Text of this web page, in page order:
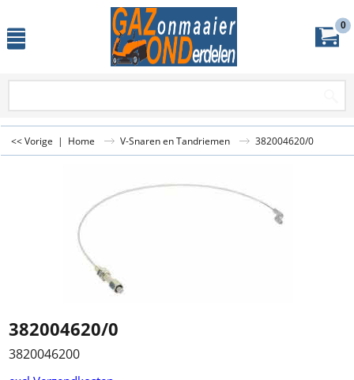
0
<< Vorige | Home V-Snaren en Tandriemen 382004620/0
382004620/0
3820046200